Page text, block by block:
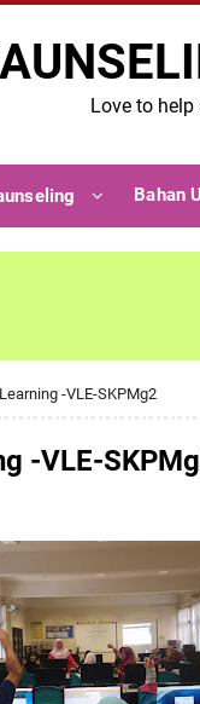
Love to
Bahan
-VLE-SKPMg2
-VLE-